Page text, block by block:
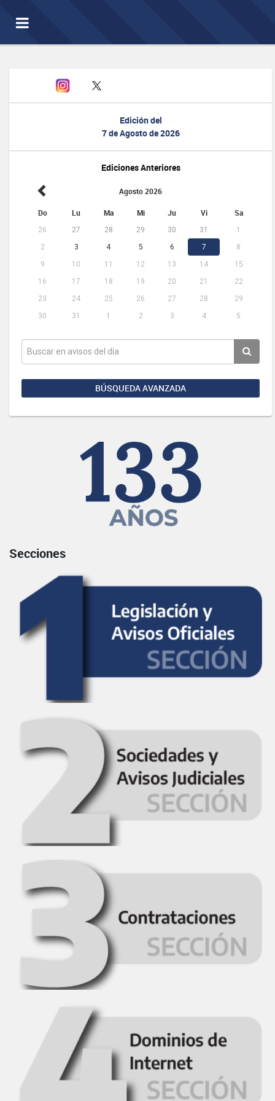
Toggle
navigation
Edición del
7 de Agosto de 2026
Ediciones Anteriores
Agosto 2026
Do Lu Ma Mi Ju Vi Sa
26 27 28 29 30 31
1
2
3 4 5 6 7
8
9
10 11 12 13 14
15
16
17 18 19 20 21
22
23
24 25 26 27 28
29
30
31 1 2 3 4 5
BÚSQUEDA AVANZADA
Secciones